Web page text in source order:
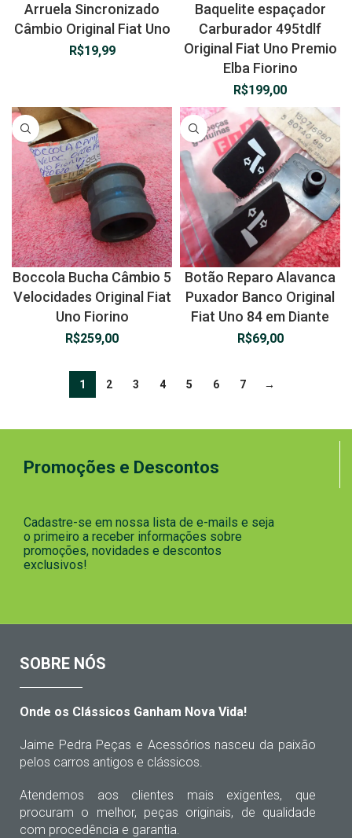
Arruela Sincronizado
Câmbio Original Fiat Uno
R$19,99
Baquelite espaçador
Carburador 495tdlf
Original Fiat Uno Premio
Elba Fiorino
R$199,00
Boccola Bucha Câmbio 5
Velocidades Original Fiat
Uno Fiorino
R$259,00
Botão Reparo Alavanca
Puxador Banco Original
Fiat Uno 84 em Diante
R$69,00
1 2 3 4 5 6 7 →
Promoções e Descontos
Cadastre-se em nossa lista de e-mails e seja
o primeiro a receber informações sobre
promoções, novidades e descontos
exclusivos!
SOBRE NÓS
Onde os Clássicos Ganham Nova Vida!
Jaime Pedra Peças e Acessórios nasceu da paixão
pelos carros antigos e clássicos.
Atendemos aos clientes mais exigentes, que
procuram o melhor, peças originais, de qualidade
com procedência e garantia.